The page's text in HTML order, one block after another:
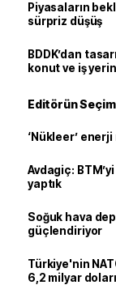
Piyasaların
sürpriz düşüş
BDDK’dan
konut ve iş
Editörün
‘Nükleer’
Avdagiç:
yaptık
Soğuk hava
güçlendiriyor
Türkiye'nin
6,2 milyar